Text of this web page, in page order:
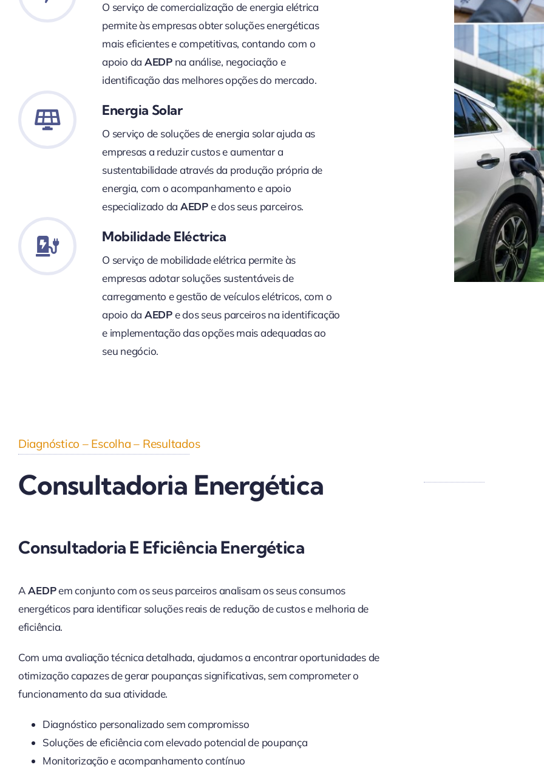
O serviço de comercialização de energia elétrica
permite às empresas obter soluções energéticas
mais eficientes e competitivas, contando com o
apoio da AEDPna análise, negociação e
identificação das melhores opções do mercado.
Energia Solar
O serviço de soluções de energia solar ajuda as
empresas a reduzir custos e aumentar a
sustentabilidade através da produção própria de
energia, com o acompanhamento e apoio
especializado da AEDPe dos seus parceiros.
Mobilidade Eléctrica
O serviço de mobilidade elétrica permite às
empresas adotar soluções sustentáveis de
carregamento e gestão de veículos elétricos, com o
apoio da AEDPe dos seus parceiros na identificação
e implementação das opções mais adequadas ao
seu negócio.
Diagnóstico – Escolha – Resultados
Consultadoria Energética
Consultadoria E Eficiência Energética
AAEDPem conjunto com os seus parceiros analisam os seus consumos
energéticos para identificar soluções reais de redução de custos e melhoria de
eficiência.
Com uma avaliação técnica detalhada, ajudamos a encontrar oportunidades de
otimização capazes de gerar poupanças significativas, sem comprometer o
funcionamento da sua atividade.
Diagnóstico personalizado sem compromisso
Soluções de eficiência com elevado potencial de poupança
Monitorização e acompanhamento contínuo